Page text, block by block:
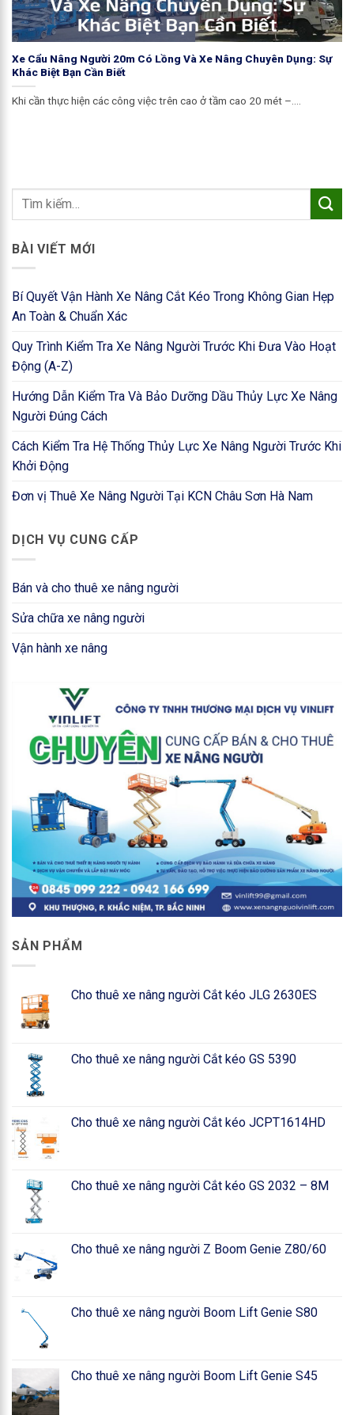
Xe Cẩu Nâng Người 20m Có Lồng Và Xe Nâng Chuyên Dụng: Sự
Khác Biệt Bạn Cần Biết
Khi cần thực hiện các công việc trên cao ở tầm cao 20 mét –....
BÀI VIẾT MỚI
Bí Quyết Vận Hành Xe Nâng Cắt Kéo Trong Không Gian Hẹp
An Toàn & Chuẩn Xác
Quy Trình Kiểm Tra Xe Nâng Người Trước Khi Đưa Vào Hoạt
Động (A-Z)
Hướng Dẫn Kiểm Tra Và Bảo Dưỡng Dầu Thủy Lực Xe Nâng
Người Đúng Cách
Cách Kiểm Tra Hệ Thống Thủy Lực Xe Nâng Người Trước Khi
Khởi Động
Đơn vị Thuê Xe Nâng Người Tại KCN Châu Sơn Hà Nam
DỊCH VỤ CUNG CẤP
Bán và cho thuê xe nâng người
Sửa chữa xe nâng người
Vận hành xe nâng
SẢN PHẨM
Cho thuê xe nâng người Cắt kéo JLG 2630ES
Cho thuê xe nâng người Cắt kéo GS 5390
Cho thuê xe nâng người Cắt kéo JCPT1614HD
Cho thuê xe nâng người Cắt kéo GS 2032 – 8M
Cho thuê xe nâng người Z Boom Genie Z80/60
Cho thuê xe nâng người Boom Lift Genie S80
Cho thuê xe nâng người Boom Lift Genie S45